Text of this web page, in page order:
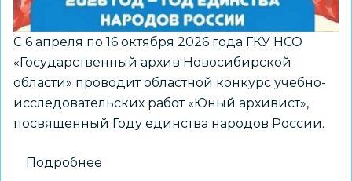
С 6 апреля по 16 октября 2026 года ГКУ НСО
«Государственный архив Новосибирской
области» проводит областной конкурс учебно-
исследовательских работ «Юный архивист»,
посвященный Году единства народов России.
Подробнее